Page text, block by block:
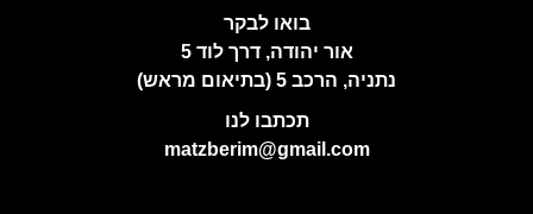
בואו לבקר
אור יהודה, דרך לוד 5
נתניה, הרכב 5 (בתיאום מראש)
תכתבו לנו
matzberim@gmail.com